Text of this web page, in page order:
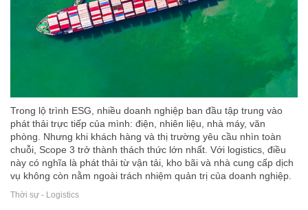
Trong lộ trình ESG, nhiều doanh nghiệp ban đầu tập trung vào
phát thải trực tiếp của mình: điện, nhiên liệu, nhà máy, văn
phòng. Nhưng khi khách hàng và thị trường yêu cầu nhìn toàn
chuỗi, Scope 3 trở thành thách thức lớn nhất. Với logistics, điều
này có nghĩa là phát thải từ vận tải, kho bãi và nhà cung cấp dịch
vụ không còn nằm ngoài trách nhiệm quản trị của doanh nghiệp.
Thời sự - Logistics